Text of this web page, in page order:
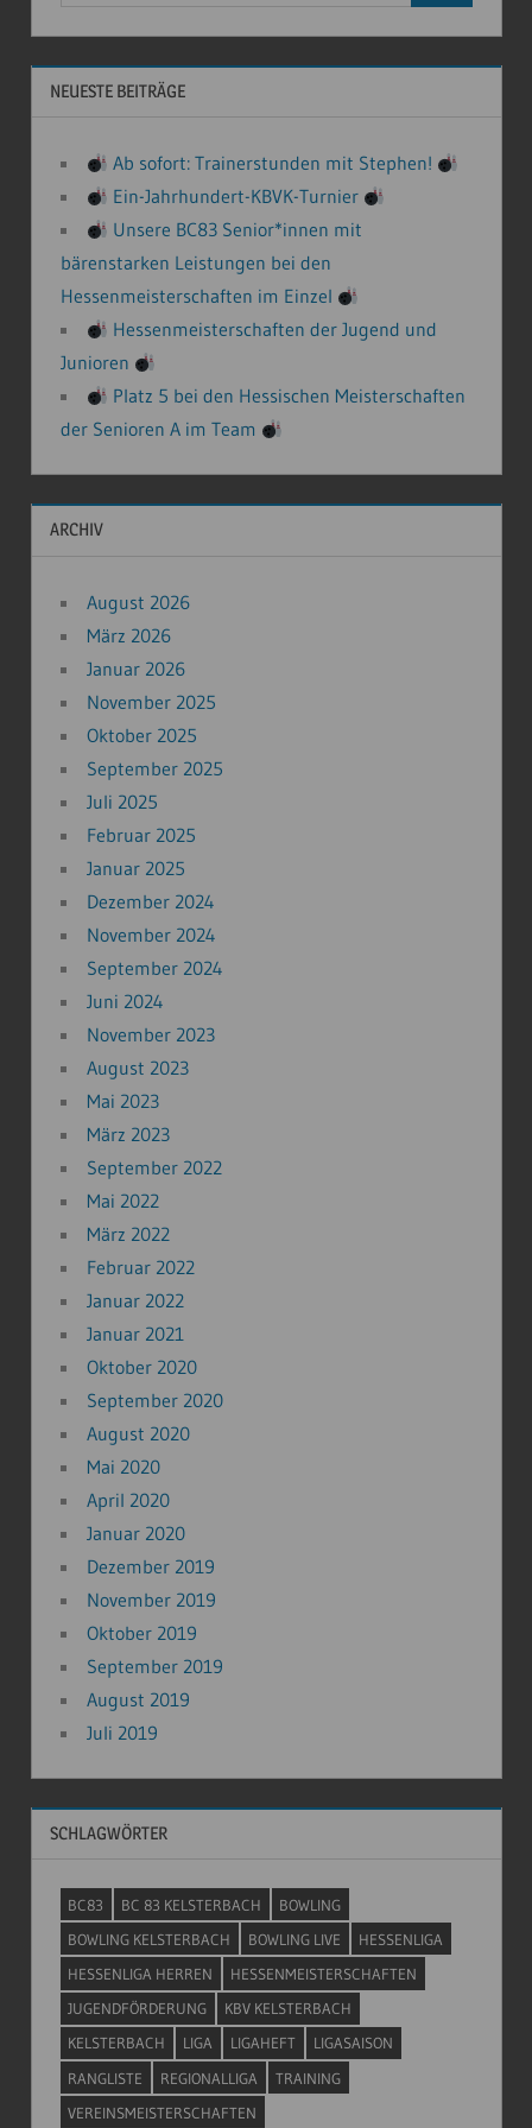
NEUESTE BEITRÄGE
Ab sofort: Trainerstunden mit Stephen!
Ein-Jahrhundert-KBVK-Turnier
Unsere BC83 Senior*innen mit
bärenstarken Leistungen bei den
Hessenmeisterschaften im Einzel
Hessenmeisterschaften der Jugend und
Junioren
Platz 5 bei den Hessischen Meisterschaften
der Senioren A im Team
ARCHIV
August 2026
März 2026
Januar 2026
November 2025
Oktober 2025
September 2025
Juli 2025
Februar 2025
Januar 2025
Dezember 2024
November 2024
September 2024
Juni 2024
November 2023
August 2023
Mai 2023
März 2023
September 2022
Mai 2022
März 2022
Februar 2022
Januar 2022
Januar 2021
Oktober 2020
September 2020
August 2020
Mai 2020
April 2020
Januar 2020
Dezember 2019
November 2019
Oktober 2019
September 2019
August 2019
Juli 2019
SCHLAGWÖRTER
BC83 BC 83 KELSTERBACH
BOWLING
BOWLING KELSTERBACH
BOWLING LIVE
HESSENLIGA
HESSENLIGA HERREN
HESSENMEISTERSCHAFTEN
JUGENDFÖRDERUNG
KBV KELSTERBACH
KELSTERBACH
LIGA LIGAHEFT
LIGASAISON
RANGLISTE
REGIONALLIGA
TRAINING
VEREINSMEISTERSCHAFTEN